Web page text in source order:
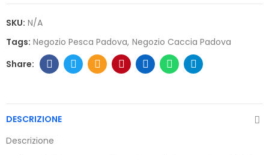
SKU: N/A
Tags: Negozio Pesca Padova Negozio Caccia Padova
DESCRIZIONE
Descrizione